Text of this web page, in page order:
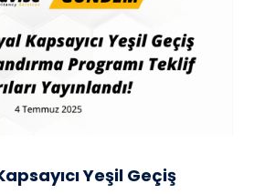
Yeşil Geçiş